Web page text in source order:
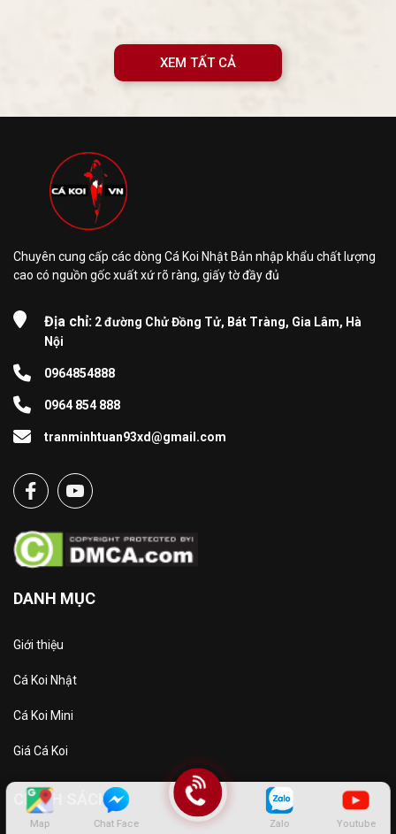
Map Chat Face Zalo Youtube
XEM TẤT CẢ
Chuyên cung cấp các dòng Cá Koi Nhật Bản nhập khẩu chất lượng
cao có nguồn gốc xuất xứ rõ ràng, giấy tờ đầy đủ
Địa chỉ: 2 đường Chử Đồng Tử, Bát Tràng, Gia Lâm, Hà
Nội
0964854888
0964 854 888
tranminhtuan93xd@gmail.com
DANH MỤC
Giới thiệu
Cá Koi Nhật
Cá Koi Mini
Giá Cá Koi
CHÍNH SÁCH